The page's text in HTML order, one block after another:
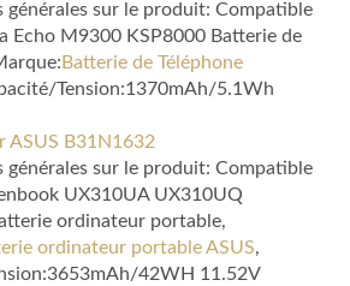
générales sur le produit: Compatible
Echo M9300 KSP8000 Batterie de
Batterie de Téléphone
Tension:1370mAh/5.1Wh
ASUS B31N1632
générales sur le produit: Compatible
UX310UA UX310UQ
ordinateur portable,
ordinateur portable ASUS,
42WH 11.52V